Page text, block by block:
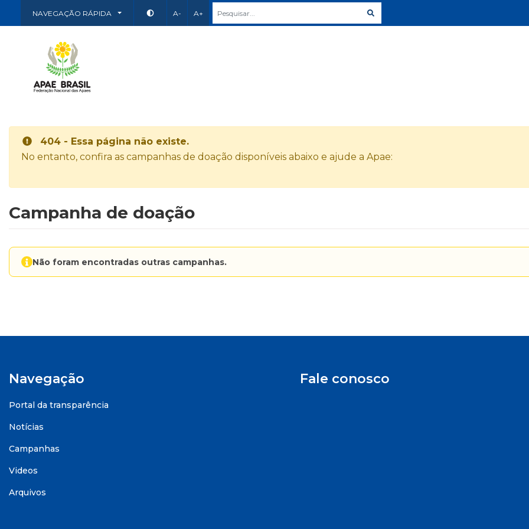
NAVEGAÇÃO RÁPIDA A- A+
404 - Essa página não existe.
No entanto, confira as campanhas de doação disponíveis abaixo e ajude a Apae:
Campanha de doação
Não foram encontradas outras campanhas.
Navegação
Portal da transparência
Notícias
Campanhas
Videos
Arquivos
Fale conosco